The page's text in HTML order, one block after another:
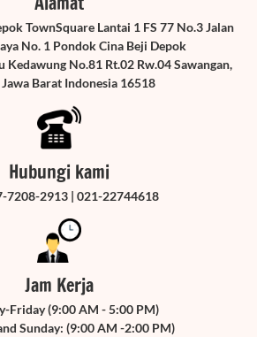
TownSquare Lantai 1 FS 77 No.3 Jalan
No. 1 Pondok Cina Beji Depok
Kedawung No.81 Rt.02 Rw.04 Sawangan,
Barat Indonesia 16518
Hubungi kami
7208-2913 | 021-22744618
Jam Kerja
Friday (9:00 AM - 5:00 PM)
Sunday: (9:00 AM -2:00 PM)